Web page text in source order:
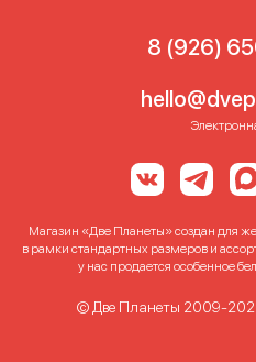
8 (926)
Магазин «Две Планеты» создан для
в рамки стандартных размеров и
у нас продается особенное
© Две Планеты 2009-